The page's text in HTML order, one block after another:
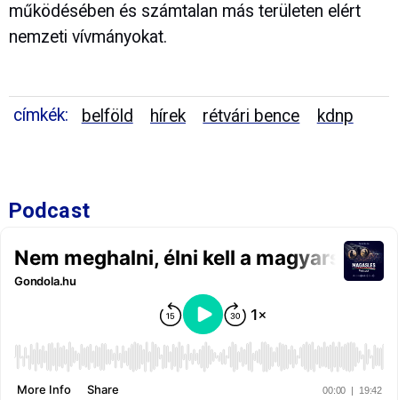
működésében és számtalan más területen elért
nemzeti vívmányokat.
címkék: belföld hírek rétvári bence kdnp
Podcast